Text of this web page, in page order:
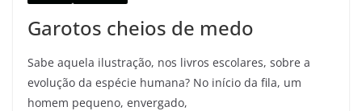
Garotos cheios de medo
Sabe aquela ilustração, nos livros escolares, sobre a
evolução da espécie humana? No início da fila, um
homem pequeno, envergado,